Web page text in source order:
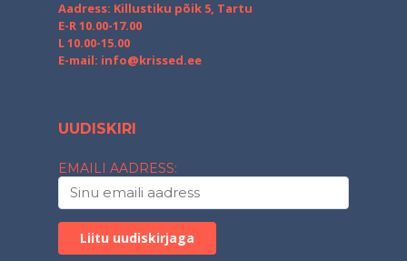
Aadress: Killustiku põik 5, Tartu
E-R 10.00-17.00
L 10.00-15.00
E-mail: info@krissed.ee
UUDISKIRI
EMAILI AADRESS: